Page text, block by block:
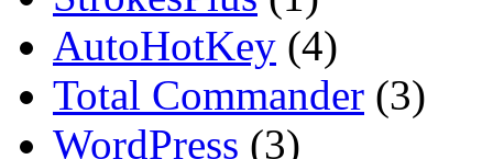
AutoHotKey (4)
Total Commander (3)
WordPress (3)